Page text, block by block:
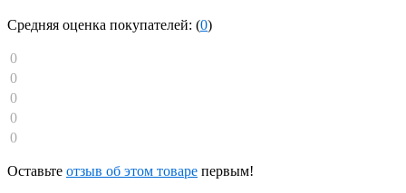
Средняя оценка покупателей: (0)
0
0
0
0
0
Оставьте отзыв об этом товаре первым!